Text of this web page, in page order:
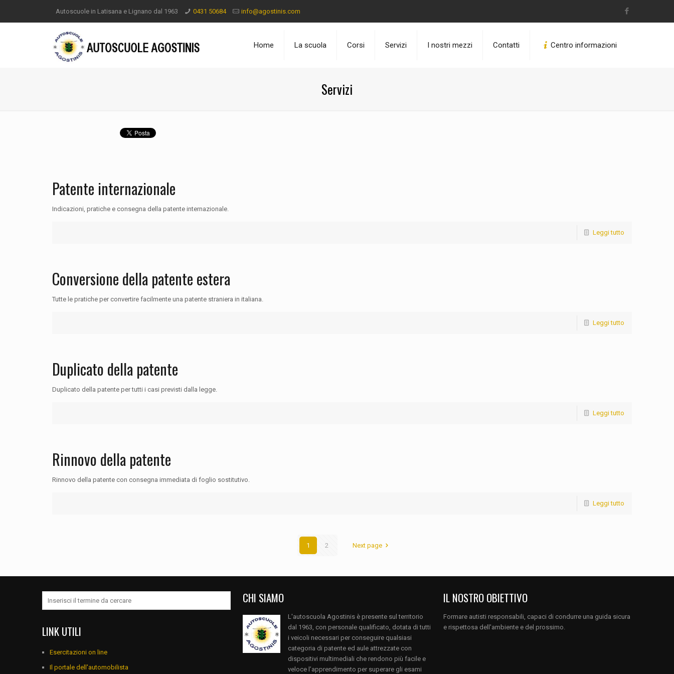
Autoscuole in Latisana e Lignano dal 1963 0431 50684 info@agostinis.com
Home La scuola Corsi Servizi I nostri mezzi Contatti Centro informazioni
Servizi
Patente internazionale
Indicazioni, pratiche e consegna della patente internazionale.
Leggi tutto
Conversione della patente estera
Tutte le pratiche per convertire facilmente una patente straniera in italiana.
Leggi tutto
Duplicato della patente
Duplicato della patente per tutti i casi previsti dalla legge.
Leggi tutto
Rinnovo della patente
Rinnovo della patente con consegna immediata di foglio sostitutivo.
Leggi tutto
1 2 Next page
LINK UTILI
Esercitazioni on line
Il portale dell'automobilista
CHI SIAMO
L'autoscuola Agostinis è presente sul territorio
dal 1963, con personale qualificato, dotata di tutti
i veicoli necessari per conseguire qualsiasi
categoria di patente ed aule attrezzate con
dispositivi multimediali che rendono più facile e
veloce l’apprendimento per superare gli esami
IL NOSTRO OBIETTIVO
Formare autisti responsabili, capaci di condurre una guida sicura
e rispettosa dell'ambiente e del prossimo.